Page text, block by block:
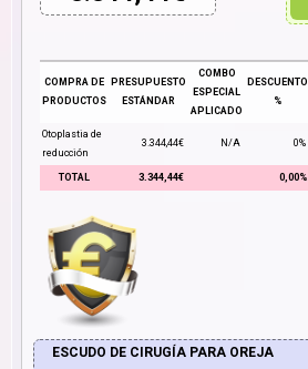
COMPRA DE
PRODUCTOS
PRESUPUESTO
ESTÁNDAR
COMBO
ESPECIAL
APLICADO
DESCUENTO
%
Otoplastia de
reducción
3.344,44€ N/A 0%
TOTAL 3.344,44€ 0,00%
ESCUDO DE CIRUGÍA PARA OREJA